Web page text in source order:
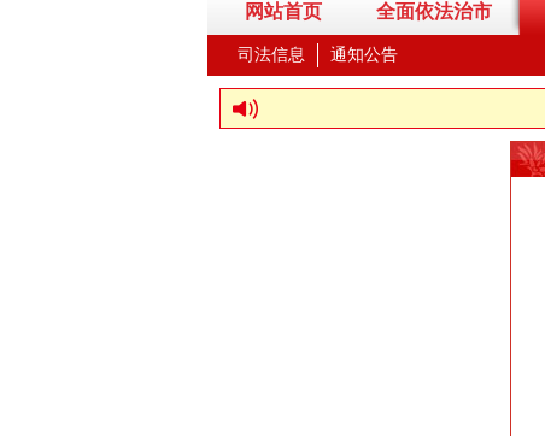
网站首页 全面依法治市
司法信息 通知公告